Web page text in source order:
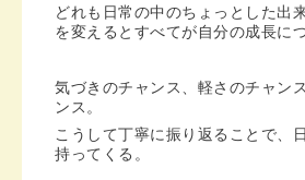
どれも日常の中のちょっとした出
を変えるとすべてが自分の成長に
気づきのチャンス、軽さのチャン
ンス。
こうして丁寧に振り返ることで、
持ってくる。